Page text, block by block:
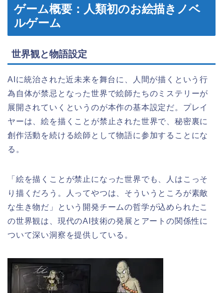
ゲーム概要：人類初のお絵描きノベ
ルゲーム
世界観と物語設定
AIに統治された近未来を舞台に、人間が描くという行
為自体が禁忌となった世界で絵師たちのミステリーが
展開されていくというのが本作の基本設定だ。プレイ
ヤーは、絵を描くことが禁止された世界で、秘密裏に
創作活動を続ける絵師として物語に参加することにな
る。
「絵を描くことが禁止になった世界でも、人はこっそ
り描くだろう。人ってやつは、そういうところが素敵
な生き物だ」という開発チームの哲学が込められたこ
の世界観は、現代のAI技術の発展とアートの関係性に
ついて深い洞察を提供している。